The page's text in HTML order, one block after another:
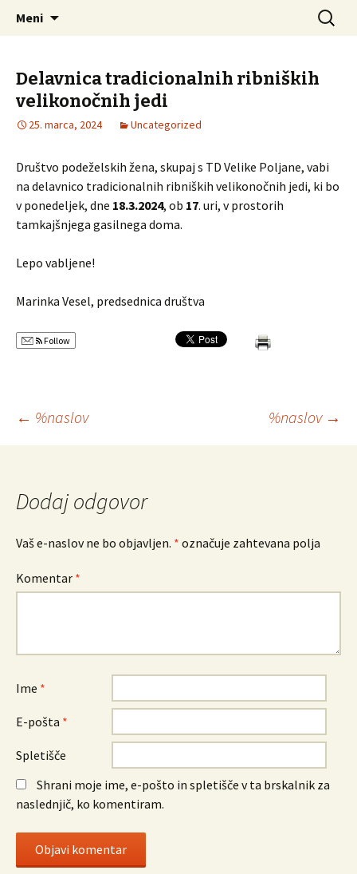
DPŽ – Ribnica
Društvo podeželskih žena Ribnica
Meni Išči:
Delavnica tradicionalnih ribniških
velikonočnih jedi
25. marca, 2024 Uncategorized
Društvo podeželskih žena, skupaj s TD Velike Poljane, vabi
na delavnico tradicionalnih ribniških velikonočnih jedi, ki bo
v ponedeljek, dne 18.3.2024, ob 17. uri, v prostorih
tamkajšnjega gasilnega doma.
Lepo vabljene!
Marinka Vesel, predsednica društva
Follow
Krmarjenje
prispevkih
← %naslov %naslov →
Dodaj odgovor
Vaš e-naslov ne bo objavljen. * označuje zahtevana polja
Komentar *
Ime *
E-pošta *
Spletišče
Shrani moje ime, e-pošto in spletišče v ta brskalnik za
naslednjič, ko komentiram.